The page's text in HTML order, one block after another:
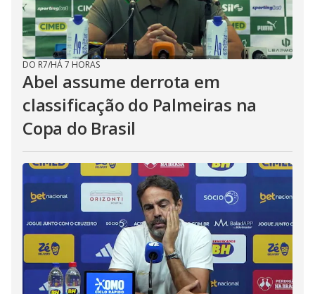
DO R7/HÁ 7 HORAS
Abel assume derrota em
classificação do Palmeiras na
Copa do Brasil